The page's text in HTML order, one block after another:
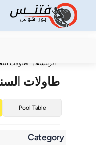
الرئيسية طاولات
طاولات
Pool Table
Category